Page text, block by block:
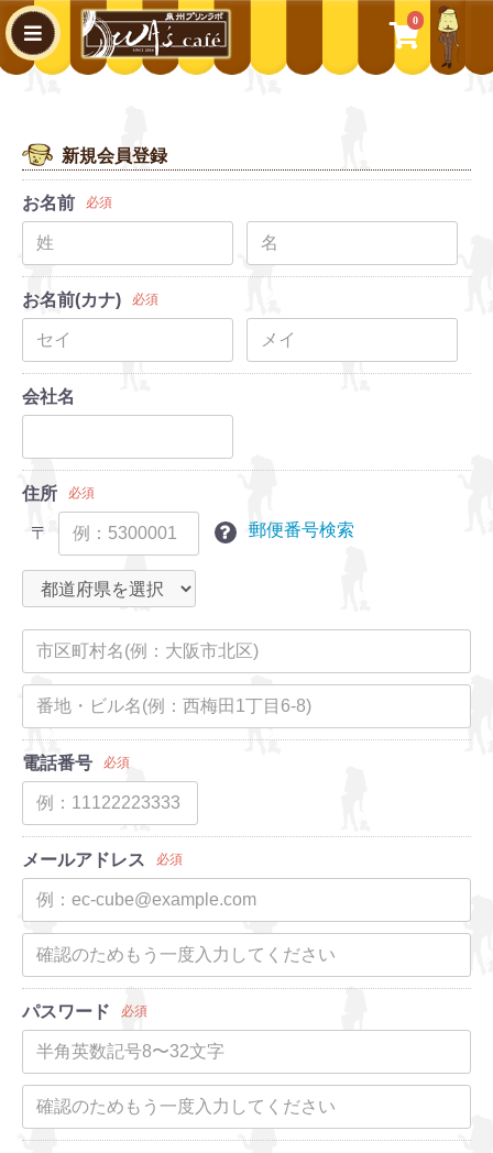
0
WA's cafe
新規会員登録
お名前 必須
お名前(カナ) 必須
会社名
住所 必須
〒 郵便番号検索
電話番号 必須
メールアドレス 必須
パスワード 必須